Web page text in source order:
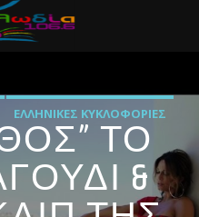
ΕΛΛΗΝΙΚΈΣ ΚΥΚΛΟΦΟΡΊΕΣ
ΝΈΑ
ΤΌ
&